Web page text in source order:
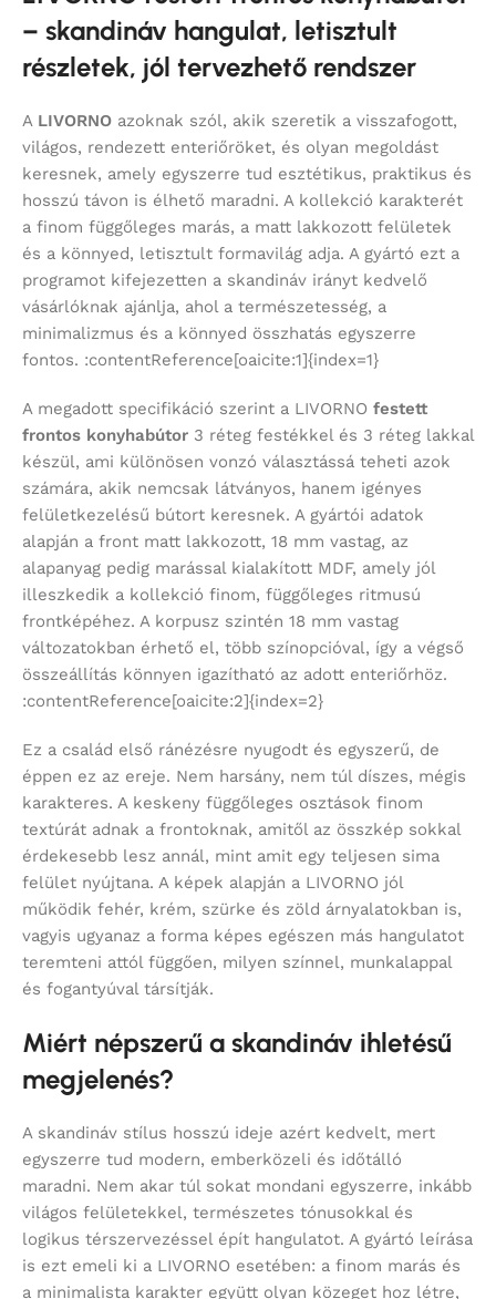
– skandináv hangulat, letisztult
részletek, jól tervezhető rendszer
A LIVORNO azoknak szól, akik szeretik a visszafogott,
világos, rendezett enteriőröket, és olyan megoldást
keresnek, amely egyszerre tud esztétikus, praktikus és
hosszú távon is élhető maradni. A kollekció karakterét
a finom függőleges marás, a matt lakkozott felületek
és a könnyed, letisztult formavilág adja. A gyártó ezt a
programot kifejezetten a skandináv irányt kedvelő
vásárlóknak ajánlja, ahol a természetesség, a
minimalizmus és a könnyed összhatás egyszerre
fontos. :contentReference[oaicite:1]{index=1}
A megadott specifikáció szerint a LIVORNO festett
frontos konyhabútor 3 réteg festékkel és 3 réteg lakkal
készül, ami különösen vonzó választássá teheti azok
számára, akik nemcsak látványos, hanem igényes
felületkezelésű bútort keresnek. A gyártói adatok
alapján a front matt lakkozott, 18 mm vastag, az
alapanyag pedig marással kialakított MDF, amely jól
illeszkedik a kollekció finom, függőleges ritmusú
frontképéhez. A korpusz szintén 18 mm vastag
változatokban érhető el, több színopcióval, így a végső
összeállítás könnyen igazítható az adott enteriőrhöz.
:contentReference[oaicite:2]{index=2}
Ez a család első ránézésre nyugodt és egyszerű, de
éppen ez az ereje. Nem harsány, nem túl díszes, mégis
karakteres. A keskeny függőleges osztások finom
textúrát adnak a frontoknak, amitől az összkép sokkal
érdekesebb lesz annál, mint amit egy teljesen sima
felület nyújtana. A képek alapján a LIVORNO jól
működik fehér, krém, szürke és zöld árnyalatokban is,
vagyis ugyanaz a forma képes egészen más hangulatot
teremteni attól függően, milyen színnel, munkalappal
és fogantyúval társítják.
Miért népszerű a skandináv ihletésű
megjelenés?
A skandináv stílus hosszú ideje azért kedvelt, mert
egyszerre tud modern, emberközeli és időtálló
maradni. Nem akar túl sokat mondani egyszerre, inkább
világos felületekkel, természetes tónusokkal és
logikus térszervezéssel épít hangulatot. A gyártó leírása
is ezt emeli ki a LIVORNO esetében: a finom marás és
a minimalista karakter együtt olyan közeget hoz létre,